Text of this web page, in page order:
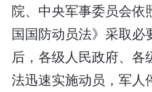
院、中央军事委员会依
国国防动员法》采取必
后，各级人民政府、各
法迅速实施动员，军人